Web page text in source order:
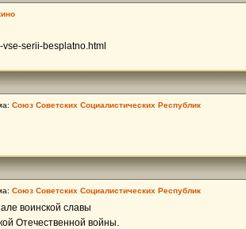
serii-besplatno.html
Союз Советских Социалистических Республик
Союз Советских Социалистических Республик
воинской славы
Отечественной войны.